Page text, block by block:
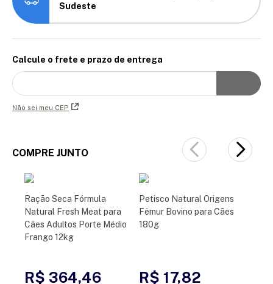
Sudeste
Calcule o frete e prazo de entrega
Não sei meu CEP
COMPRE JUNTO
Ração Seca Fórmula
Natural Fresh Meat para
Cães Adultos Porte Médio
Frango 12kg
R$ 364,46
Petisco Natural Origens
Fêmur Bovino para Cães
180g
R$ 17,82